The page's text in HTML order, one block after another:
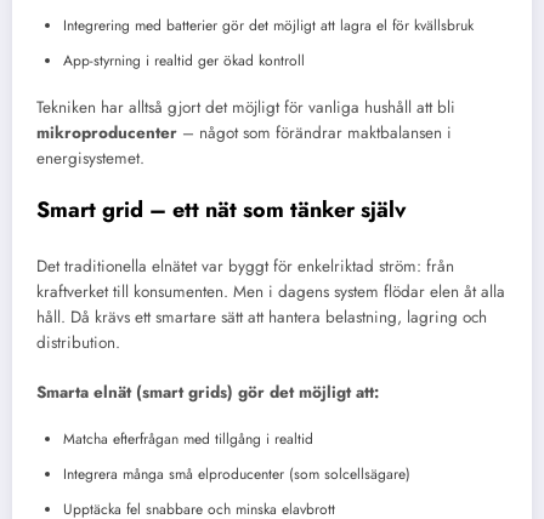
Integrering med batterier gör det möjligt att lagra el för kvällsbruk
App-styrning i realtid ger ökad kontroll
Tekniken har alltså gjort det möjligt för vanliga hushåll att bli
mikroproducenter – något som förändrar maktbalansen i
energisystemet.
Smart grid – ett nät som tänker själv
Det traditionella elnätet var byggt för enkelriktad ström: från
kraftverket till konsumenten. Men i dagens system flödar elen åt alla
håll. Då krävs ett smartare sätt att hantera belastning, lagring och
distribution.
Smarta elnät (smart grids) gör det möjligt att:
Matcha efterfrågan med tillgång i realtid
Integrera många små elproducenter (som solcellsägare)
Upptäcka fel snabbare och minska elavbrott